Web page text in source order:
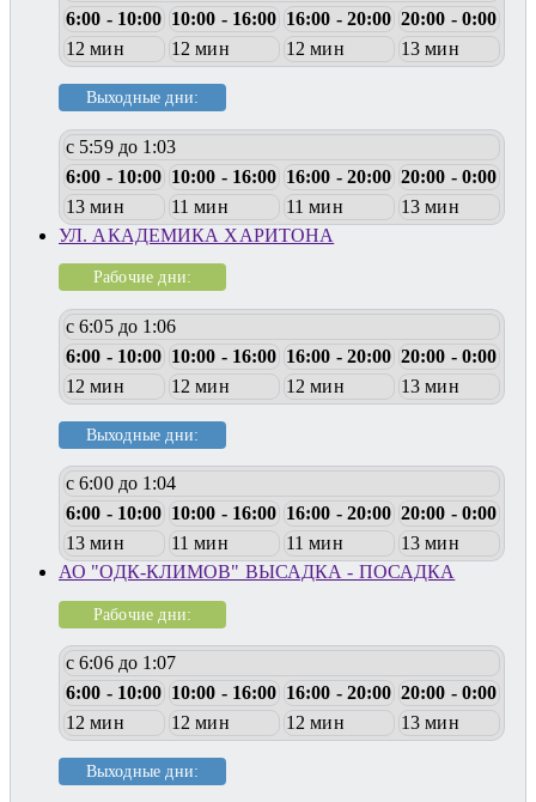
6:00 - 10:00 10:00 - 16:00 16:00 - 20:00 20:00 - 0:00
12 мин
12 мин 12 мин 13 мин
Выходные дни:
с 5:59 до 1:03
6:00 - 10:00 10:00 - 16:00 16:00 - 20:00 20:00 - 0:00
13 мин
11 мин 11 мин
13 мин
УЛ. АКАДЕМИКА ХАРИТОНА
Рабочие дни:
с 6:05 до 1:06
6:00 - 10:00 10:00 - 16:00 16:00 - 20:00 20:00 - 0:00
12 мин
12 мин 12 мин 13 мин
Выходные дни:
с 6:00 до 1:04
6:00 - 10:00 10:00 - 16:00 16:00 - 20:00 20:00 - 0:00
13 мин
11 мин 11 мин
13 мин
АО "ОДК-КЛИМОВ" ВЫСАДКА - ПОСАДКА
Рабочие дни:
с 6:06 до 1:07
6:00 - 10:00 10:00 - 16:00 16:00 - 20:00 20:00 - 0:00
12 мин
12 мин 12 мин 13 мин
Выходные дни: